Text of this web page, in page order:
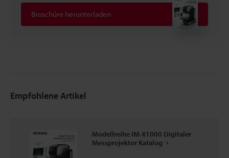
Broschüre herunterladen
Empfohlene Artikel
Modellreihe IM-X1000 Digitaler
Messprojektor Katalog